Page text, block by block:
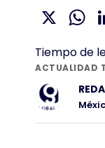
X
Tiempo de
ACTUALIDAD